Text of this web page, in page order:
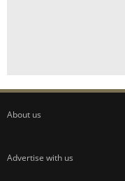
About us
Advertise with us